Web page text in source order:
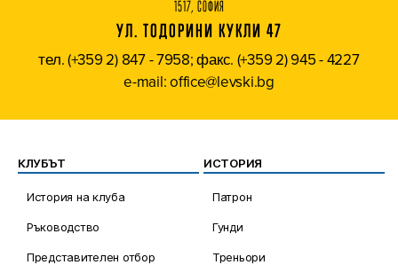
1517, СОФИЯ
УЛ. ТОДОРИНИ КУКЛИ 47
тел. (+359 2) 847 - 7958; факс. (+359 2) 945 - 4227
e-mail: office@levski.bg
КЛУБЪТ
История на клуба
Ръководство
Представителен отбор
ИСТОРИЯ
Патрон
Гунди
Треньори